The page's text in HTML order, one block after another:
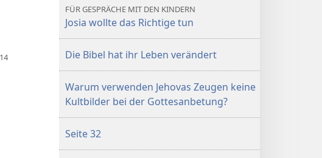
FÜR GESPRÄCHE MIT DEN KINDERN
Josia wollte das Richtige tun
Die Bibel hat ihr Leben verändert
Warum verwenden Jehovas Zeugen keine
Kultbilder bei der Gottesanbetung?
Seite 32